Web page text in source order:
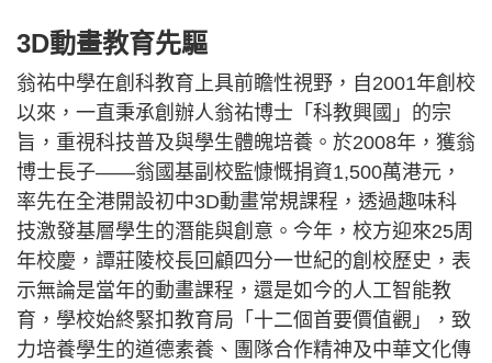
3D動畫教育先驅
翁祐中學在創科教育上具前瞻性視野，自2001年創校
以來，一直秉承創辦人翁祐博士「科教興國」的宗
旨，重視科技普及與學生體魄培養。於2008年，獲翁
博士長子——翁國基副校監慷慨捐資1,500萬港元，
率先在全港開設初中3D動畫常規課程，透過趣味科
技激發基層學生的潛能與創意。今年，校方迎來25周
年校慶，譚莊陵校長回顧四分一世紀的創校歷史，表
示無論是當年的動畫課程，還是如今的人工智能教
育，學校始終緊扣教育局「十二個首要價值觀」，致
力培養學生的道德素養、團隊合作精神及中華文化傳